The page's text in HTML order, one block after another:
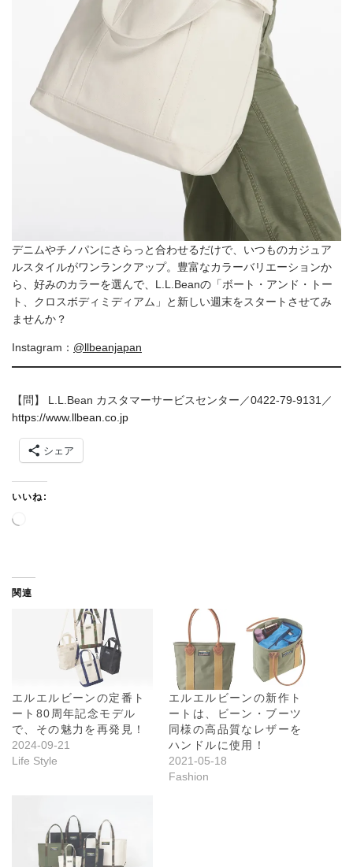
デニムやチノパンにさらっと合わせるだけで、いつものカジュア
ルスタイルがワンランクアップ。豊富なカラーバリエーションか
ら、好みのカラーを選んで、L.L.Beanの「ボート・アンド・トー
ト、クロスボディミディアム」と新しい週末をスタートさせてみ
ませんか？
Instagram： @llbeanjapan
【問】 L.L.Bean カスタマーサービスセンター／0422-79-9131／
https://www.llbean.co.jp
シェア
いいね:
中
関連
エルエルビーンの定番ト
ート80周年記念モデル
で、その魅力を再発見！
2024-09-21
Life Style
エルエルビーンの新作ト
ートは、ビーン・ブーツ
同様の高品質なレザーを
ハンドルに使用！
2021-05-18
Fashion